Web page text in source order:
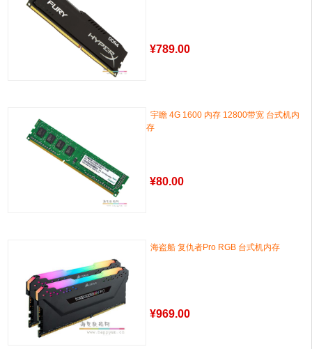
¥789.00
宇瞻 4G 1600 内存 12800带宽 台式机内
存
¥80.00
海盗船 复仇者Pro RGB 台式机内存
¥969.00